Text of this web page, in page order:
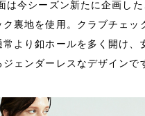
は今シーズン新たに企画した
ク裏地を使用。クラブチェッ
常より釦ホールを多く開け、
ェンダーレスなデザインで